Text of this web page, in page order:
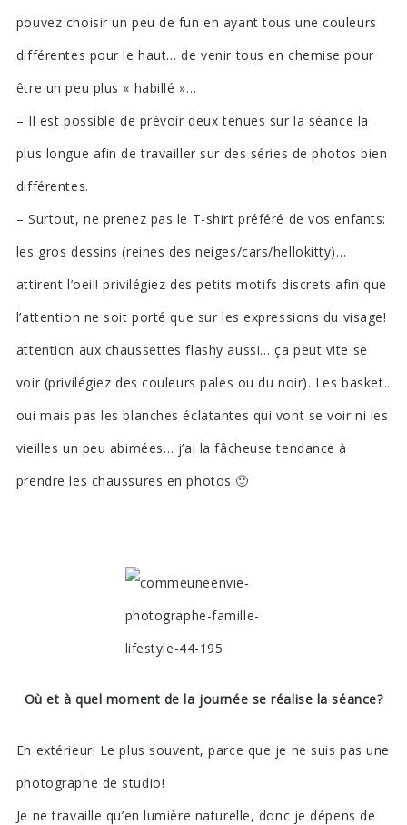
pouvez choisir un peu de fun en ayant tous une couleurs
différentes pour le haut… de venir tous en chemise pour
être un peu plus « habillé »…
– Il est possible de prévoir deux tenues sur la séance la
plus longue afin de travailler sur des séries de photos bien
différentes.
– Surtout, ne prenez pas le T-shirt préféré de vos enfants:
les gros dessins (reines des neiges/cars/hellokitty)…
attirent l’oeil! privilégiez des petits motifs discrets afin que
l’attention ne soit porté que sur les expressions du visage!
attention aux chaussettes flashy aussi… ça peut vite se
voir (privilégiez des couleurs pales ou du noir). Les basket..
oui mais pas les blanches éclatantes qui vont se voir ni les
vieilles un peu abimées… j’ai la fâcheuse tendance à
prendre les chaussures en photos 🙂
Où et à quel moment de la journée se réalise la séance?
En extérieur! Le plus souvent, parce que je ne suis pas une
photographe de studio!
Je ne travaille qu’en lumière naturelle, donc je dépens de